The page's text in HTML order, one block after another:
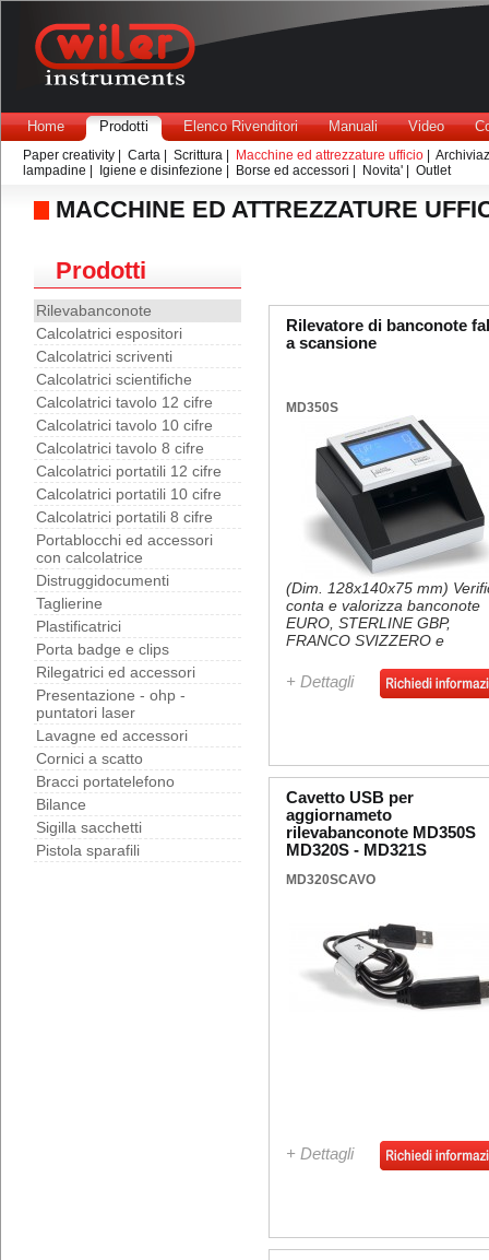
Home Prodotti Elenco Rivenditori Manuali Video
Paper creativity Carta Scrittura Macchine ed attrezzature ufficio
lampadine
Igiene e disinfezione Borse ed accessori Novita' Outlet
MACCHINE ED ATTREZZATURE
Prodotti
Rilevabanconote
Calcolatrici espositori
Calcolatrici scriventi
Calcolatrici scientifiche
Calcolatrici tavolo 12 cifre
Calcolatrici tavolo 10 cifre
Calcolatrici tavolo 8 cifre
Calcolatrici portatili 12 cifre
Calcolatrici portatili 10 cifre
Calcolatrici portatili 8 cifre
Portablocchi ed accessori
con calcolatrice
Distruggidocumenti
Taglierine
Plastificatrici
Porta badge e clips
Rilegatrici ed accessori
Presentazione - ohp -
puntatori laser
Lavagne ed accessori
Cornici a scatto
Bracci portatelefono
Bilance
Sigilla sacchetti
Pistola sparafili
Rilevatore di banconote
a scansione
MD350S
(Dim. 128x140x75 mm)
conta e valorizza banconote
EURO, STERLINE GBP,
FRANCO SVIZZERO e
testato dalla BANCA
EUROPEA. Inserimento delle
DIMENSIONALE Velocità di
scansione < 0,5 sec/
Display 70x40mm
retroilluminato con funzione
AUTO-POWER OFF dopo 30
sec di inattività. Allarme
banconote per taglio e
porta USB. Batteria
per l’utilizzo senza corrente
(optional). Alimentazione:
AC.
+ Dettagli
Cavetto USB per
aggiornameto
rilevabanconote MD350S
MD320S - MD321S
MD320SCAVO
+ Dettagli